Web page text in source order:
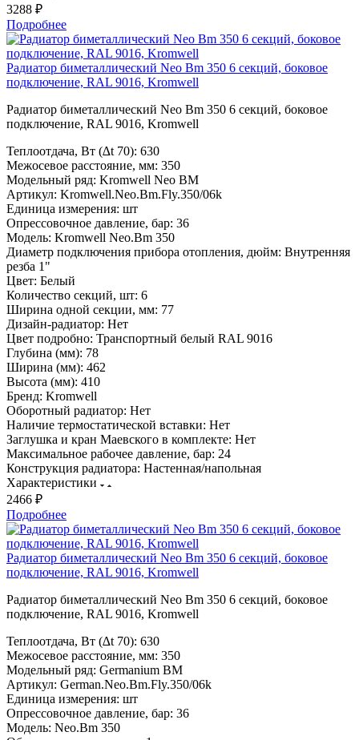
3288 ₽
Подробнее
Радиатор биметаллический Neo Bm 350 6 секций, боковое
подключение, RAL 9016, Kromwell
Радиатор биметаллический Neo Bm 350 6 секций, боковое
подключение, RAL 9016, Kromwell
Теплоотдача, Вт (∆t 70): 630
Межосевое расстояние, мм: 350
Модельный ряд: Kromwell Neo BM
Артикул: Kromwell.Neo.Bm.Fly.350/06k
Единица измерения: шт
Опрессовочное давление, бар: 36
Модель: Kromwell Neo.Bm 350
Диаметр подключения прибора отопления, дюйм: Внутренняя
резба 1"
Цвет: Белый
Количество секций, шт: 6
Ширина одной секции, мм: 77
Дизайн-радиатор: Нет
Цвет подробно: Транспортный белый RAL 9016
Глубина (мм): 78
Ширина (мм): 462
Высота (мм): 410
Бренд: Kromwell
Оборотный радиатор: Нет
Наличие термостатической вставки: Нет
Заглушка и кран Маевского в комплекте: Нет
Максимальное рабочее давление, бар: 24
Конструкция радиатора: Настенная/напольная
Характеристики
2466 ₽
Подробнее
Радиатор биметаллический Neo Bm 350 6 секций, боковое
подключение, RAL 9016, Kromwell
Радиатор биметаллический Neo Bm 350 6 секций, боковое
подключение, RAL 9016, Kromwell
Теплоотдача, Вт (∆t 70): 630
Межосевое расстояние, мм: 350
Модельный ряд: Germanium BM
Артикул: German.Neo.Bm.Fly.350/06k
Единица измерения: шт
Опрессовочное давление, бар: 36
Модель: Neo.Bm 350